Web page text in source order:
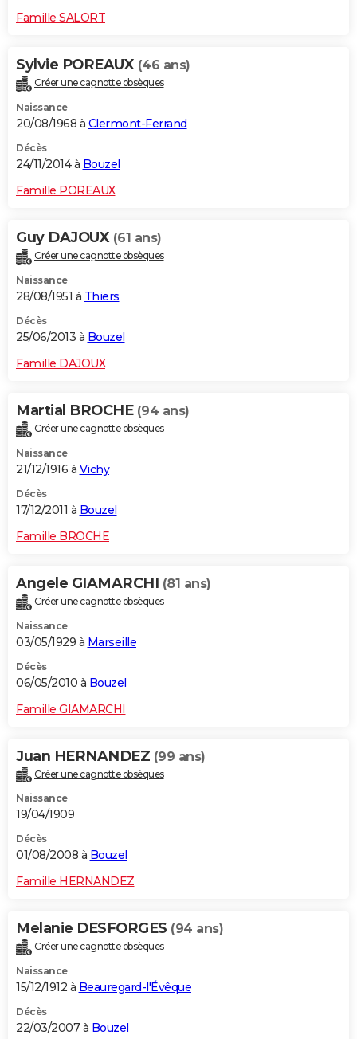
Famille SALORT
Sylvie POREAUX (46 ans)
Créer une cagnotte obsèques
Naissance
20/08/1968 à Clermont-Ferrand
Décès
24/11/2014 à Bouzel
Famille POREAUX
Guy DAJOUX (61 ans)
Créer une cagnotte obsèques
Naissance
28/08/1951 à Thiers
Décès
25/06/2013 à Bouzel
Famille DAJOUX
Martial BROCHE (94 ans)
Créer une cagnotte obsèques
Naissance
21/12/1916 à Vichy
Décès
17/12/2011 à Bouzel
Famille BROCHE
Angele GIAMARCHI (81 ans)
Créer une cagnotte obsèques
Naissance
03/05/1929 à Marseille
Décès
06/05/2010 à Bouzel
Famille GIAMARCHI
Juan HERNANDEZ (99 ans)
Créer une cagnotte obsèques
Naissance
19/04/1909
Décès
01/08/2008 à Bouzel
Famille HERNANDEZ
Melanie DESFORGES (94 ans)
Créer une cagnotte obsèques
Naissance
15/12/1912 à Beauregard-l'Évêque
Décès
22/03/2007 à Bouzel